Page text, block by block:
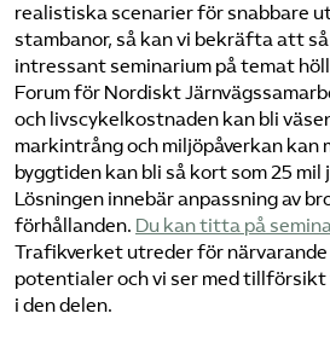
realistiska scenarier för snabbare
stambanor, så kan vi bekräfta att
intressant seminarium på temat
Forum för Nordiskt
och livscykelkostnaden kan bli
markintrång och miljöpåverkan
byggtiden kan bli så kort som 25 mil
Lösningen innebär anpassning av
förhållanden. Du kan titta på
Trafikverket utreder för
potentialer och vi ser med tillförsikt
i den delen.